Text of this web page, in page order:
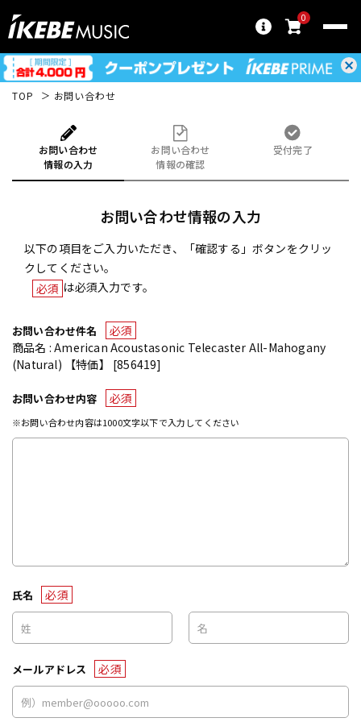
0
TOP お問い合わせ
お問い合わせ
情報の入力
お問い合わせ
情報の確認
受付完了
お問い合わせ情報の入力
以下の項目をご入力いただき、「確認する」ボタンをクリッ
クしてください。
必須 は必須入力です。
お問い合わせ件名
必須
商品名 : American Acoustasonic Telecaster All-Mahogany
(Natural) 【特価】 [856419]
お問い合わせ内容 必須
※お問い合わせ内容は1000文字以下で入力してください
氏名 必須
メールアドレス 必須